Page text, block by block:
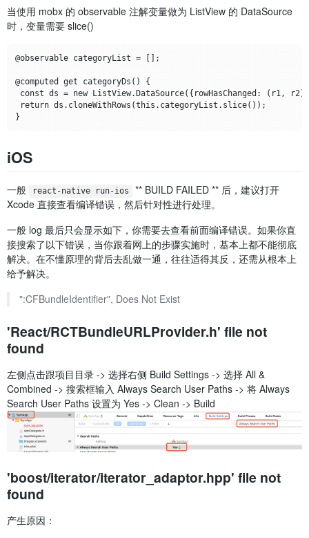
当使用 mobx 的 observable 注解变量做为 ListView 的 DataSource
时，变量需要 slice()
@observable categoryList = [];
@computed get categoryDs() {
const ds = new ListView.DataSource({rowHasChanged: (r1,
return ds.cloneWithRows(this.categoryList.slice());
iOS
一般 react-native run-ios
** BUILD FAILED ** 后，建议打开
Xcode 直接查看编译错误，然后针对性进行处理。
一般 log 最后只会显示如下，你需要去查看前面编译错误。如果你直
接搜索了以下错误，当你跟着网上的步骤实施时，基本上都不能彻底
解决。在不懂原理的背后去乱做一通，往往适得其反，还需从根本上
给予解决。
":CFBundleIdentifier", Does Not Exist
'React/RCTBundleURLProvider.h' file not
found
左侧点击跟项目目录 -> 选择右侧 Build Settings -> 选择 All &
Combined -> 搜索框输入 Always Search User Paths -> 将 Always
Search User Paths 设置为 Yes -> Clean -> Build
'boost/iterator/iterator_adaptor.hpp' file not
found
产生原因：